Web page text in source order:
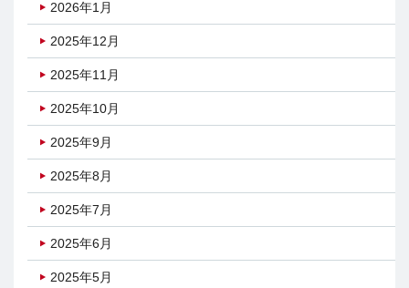
2026年1月
2025年12月
2025年11月
2025年10月
2025年9月
2025年8月
2025年7月
2025年6月
2025年5月